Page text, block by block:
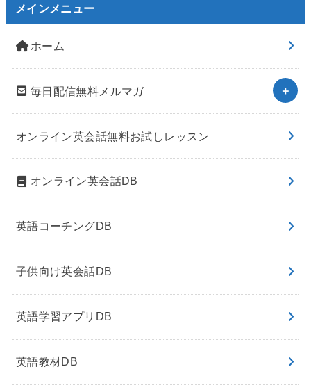
メインメニュー
ホーム
毎日配信無料メルマガ
オンライン英会話無料お試しレッスン
オンライン英会話DB
英語コーチングDB
子供向け英会話DB
英語学習アプリDB
英語教材DB